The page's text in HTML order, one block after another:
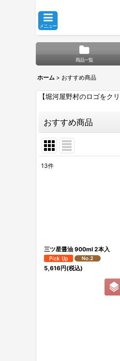
メニュー
商品一覧
ホーム > おすすめ商品
【堀河屋野村のロゴをク
おすすめ商品
13件
三ツ星醤油 900ml 2本入
5,616円(税込)